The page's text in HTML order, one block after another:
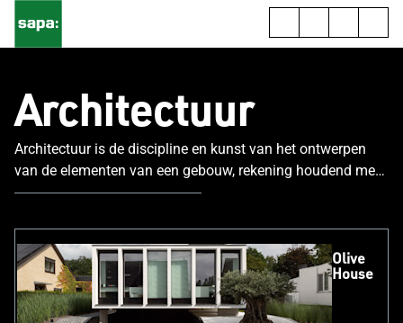
Architectuur
Architectuur is de discipline en kunst van het ontwerpen
van de elementen van een gebouw, rekening houdend met
esthetische, praktische, technische en milieubehoeften.
Olive
House